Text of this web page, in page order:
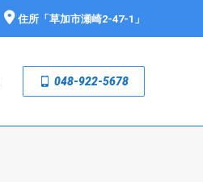
住所「 草加市瀬崎2-47-1 」
048-922-5678